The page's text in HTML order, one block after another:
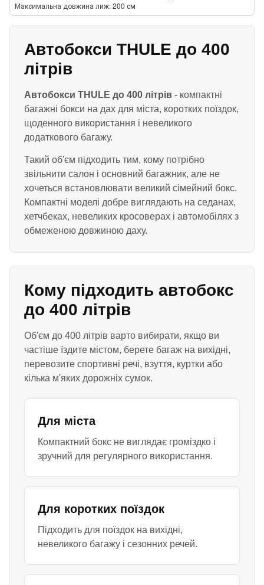
Максимальна довжина лиж 200 см
Автобокси THULE до 400
літрів
Автобокси THULE до 400 літрів - компактні
багажні бокси на дах для міста, коротких поїздок,
щоденного використання і невеликого
додаткового багажу.
Такий об'єм підходить тим, кому потрібно
звільнити салон і основний багажник, але не
хочеться встановлювати великий сімейний бокс.
Компактні моделі добре виглядають на седанах,
хетчбеках, невеликих кросоверах і автомобілях з
обмеженою довжиною даху.
Кому підходить автобокс
до 400 літрів
Об'єм до 400 літрів варто вибирати, якщо ви
частіше їздите містом, берете багаж на вихідні,
перевозите спортивні речі, взуття, куртки або
кілька м'яких дорожніх сумок.
Для міста
Компактний бокс не виглядає громіздко і
зручний для регулярного використання.
Для коротких поїздок
Підходить для поїздок на вихідні,
невеликого багажу і сезонних речей.